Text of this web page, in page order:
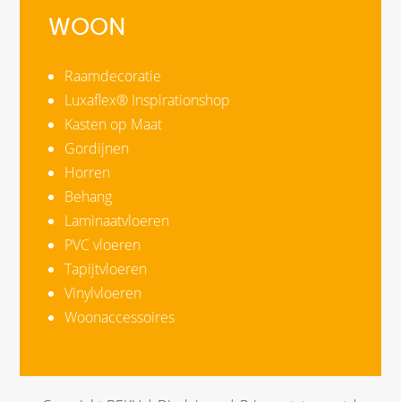
WOON
Raamdecoratie
Luxaflex® Inspirationshop
Kasten op Maat
Gordijnen
Horren
Behang
Laminaatvloeren
PVC vloeren
Tapijtvloeren
Vinylvloeren
Woonaccessoires